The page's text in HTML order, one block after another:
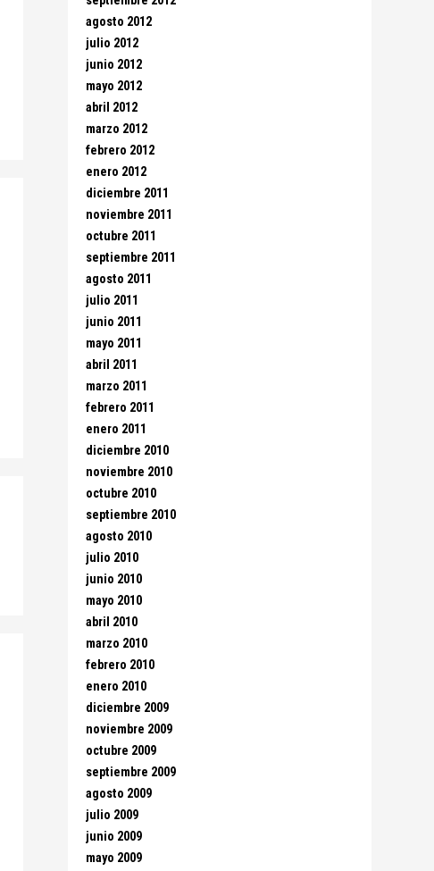
agosto 2012
julio 2012
junio 2012
mayo 2012
abril 2012
marzo 2012
febrero 2012
enero 2012
diciembre 2011
noviembre 2011
octubre 2011
septiembre 2011
agosto 2011
julio 2011
junio 2011
mayo 2011
abril 2011
marzo 2011
febrero 2011
enero 2011
diciembre 2010
noviembre 2010
octubre 2010
septiembre 2010
agosto 2010
julio 2010
junio 2010
mayo 2010
abril 2010
marzo 2010
febrero 2010
enero 2010
diciembre 2009
noviembre 2009
octubre 2009
septiembre 2009
agosto 2009
julio 2009
junio 2009
mayo 2009